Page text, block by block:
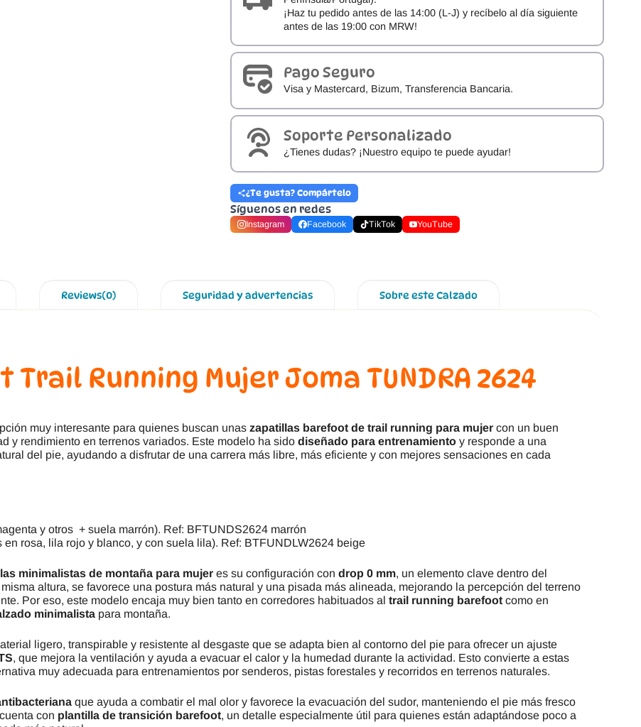
¡Haz tu pedido antes de las 14:00 (L-J) y recíbelo al día siguiente
antes de las 19:00 con MRW!
Pago Seguro
Visa y Mastercard, Bizum, Transferencia Bancaria.
Soporte Personalizado
¿Tienes dudas? ¡Nuestro equipo te puede ayudar!
¿Te gusta? Compártelo
Síguenos en redes
Instagram Facebook TikTok YouTube
Reviews(0) Seguridad y advertencias Sobre este Calzado
Running Mujer Joma TUNDRA 2624
muy interesante para quienes buscan unas zapatillas barefoot de trail running para mujer con un buen
y rendimiento en terrenos variados. Este modelo ha sido diseñado para entrenamiento y responde a una
del pie, ayudando a disfrutar de una carrera más libre, más eficiente y con mejores sensaciones en cada
y otros + suela marrón). Ref: BFTUNDS2624 marrón
rosa, lila rojo y blanco, y con suela lila). Ref: BTFUNDLW2624 beige
minimalistas de montaña para mujer es su configuración con drop 0 mm, un elemento clave dentro del
altura, se favorece una postura más natural y una pisada más alineada, mejorando la percepción del terreno
Por eso, este modelo encaja muy bien tanto en corredores habituados al trail running barefoot como en
minimalista para montaña.
ligero, transpirable y resistente al desgaste que se adapta bien al contorno del pie para ofrecer un ajuste
, que mejora la ventilación y ayuda a evacuar el calor y la humedad durante la actividad. Esto convierte a estas
muy adecuada para entrenamientos por senderos, pistas forestales y recorridos en terrenos naturales.
que ayuda a combatir el mal olor y favorece la evacuación del sudor, manteniendo el pie más fresco
con plantilla de transición barefoot, un detalle especialmente útil para quienes están adaptándose poco a